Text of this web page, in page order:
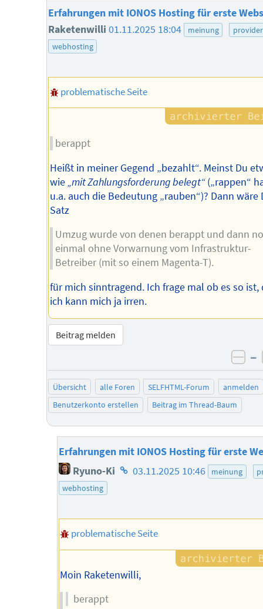
Erfahrungen mit IONOS Hosting für erste
Raketenwilli 01.11.2025 18:04 meinung
provider
webhosting
problematische Seite
berappt
Heißt in meiner Gegend „bezahlt“. Meinst Du
wie„mit Zahlungsforderung belegt“(„rappen“
u.a. auch die Bedeutung „rauben“)? Dann wäre
Satz
Umzug wurde von denen berappt und dann
einmal ohne Vorwarnung vom Infrastruktur-
Betreiber (mit so einem Magenta-T).
für mich sinntragend. Ich frage mal ob es so ist,
ich kann mich ja irren.
Beitrag melden
–
Übersicht alle Foren SELFHTML-Forum
anmelden
Benutzerkonto erstellen
Beitrag im Thread-Baum
Erfahrungen mit IONOS Hosting für erste
Ryuno-Ki Homepage
03.11.2025 10:46 meinung
webhosting
problematische Seite
Moin Raketenwilli,
berappt